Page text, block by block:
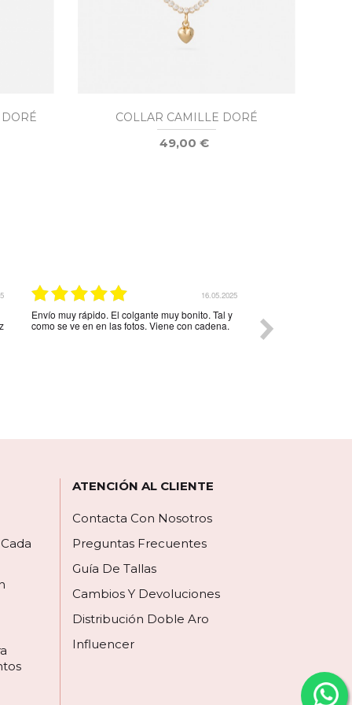
COLLAR CAMILLE DORÉ
49,00 €
16.05.2025
Envío muy rápido. El colgante muy bonito. Tal y
como se ve en en las fotos. Viene con cadena.
correcto a la
razonables y
ATENCIÓN AL CLIENTE
Contacta Con Nosotros
Preguntas Frecuentes
Guía De Tallas
Cambios Y Devoluciones
Distribución Doble Aro
Influencer